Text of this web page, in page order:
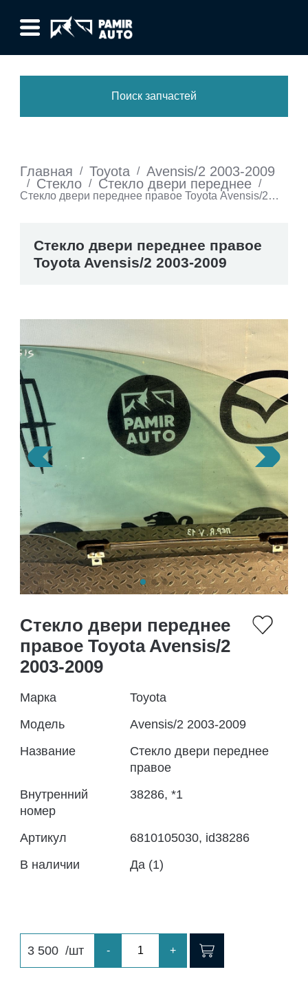
Поиск запчастей
Главная / Toyota / Avensis/2 2003-2009
/ Стекло / Стекло двери переднее /
Стекло двери переднее правое Toyota Avensis/2
Стекло двери переднее правое
Toyota Avensis/2 2003-2009
Стекло двери переднее
правое Toyota Avensis/2
2003-2009
Марка
Toyota
Модель
Avensis/2 2003-2009
Название
Стекло двери переднее
правое
Внутренний
номер
38286, *1
Артикул
6810105030, id38286
В наличии
Да (1)
3 500 /шт - +